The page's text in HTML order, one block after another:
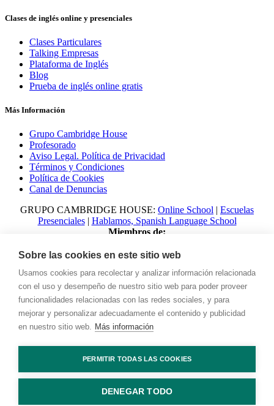
Clases de inglés online y presenciales
Clases Particulares
Talking Empresas
Plataforma de Inglés
Blog
Prueba de inglés online gratis
Más Información
Grupo Cambridge House
Profesorado
Aviso Legal. Política de Privacidad
Términos y Condiciones
Política de Cookies
Canal de Denuncias
GRUPO CAMBRIDGE HOUSE: Online School | Escuelas
Presenciales| Hablamos, Spanish Language School
Miembros de:
© 2023 Talking with Cambridge. All rights reserved Digital
Marketing byAdlibweb
Sobre las cookies en este sitio web
Usamos cookies para recolectar y analizar información relacionada
con el uso y desempeño de nuestro sitio web para poder proveer
funcionalidades relacionadas con las redes sociales, y para
mejorar y personalizar adecuadamente el contenido y publicidad
en nuestro sitio web. Más información
PERMITIR TODAS LAS COOKIES
DENEGAR TODO